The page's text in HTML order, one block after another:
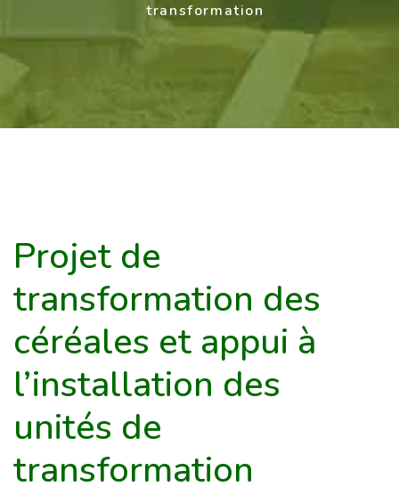
transformation
Projet de
transformation des
céréales et appui à
l’installation des
unités de
transformation